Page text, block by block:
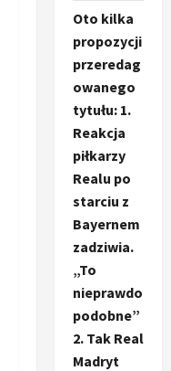
Oto kilka
propozycji
przeredag
owanego
tytułu: 1.
Reakcja
piłkarzy
Realu po
starciu z
Bayernem
zadziwia.
„To
nieprawdo
podobne”
2. Tak Real
Madryt